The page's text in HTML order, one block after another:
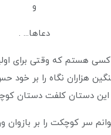
و
دعاها... .
هستم که وقتی برای
هزاران نگاه را بر خود
این دستان کلفت دستان
سر کوچکت را بر بازوان